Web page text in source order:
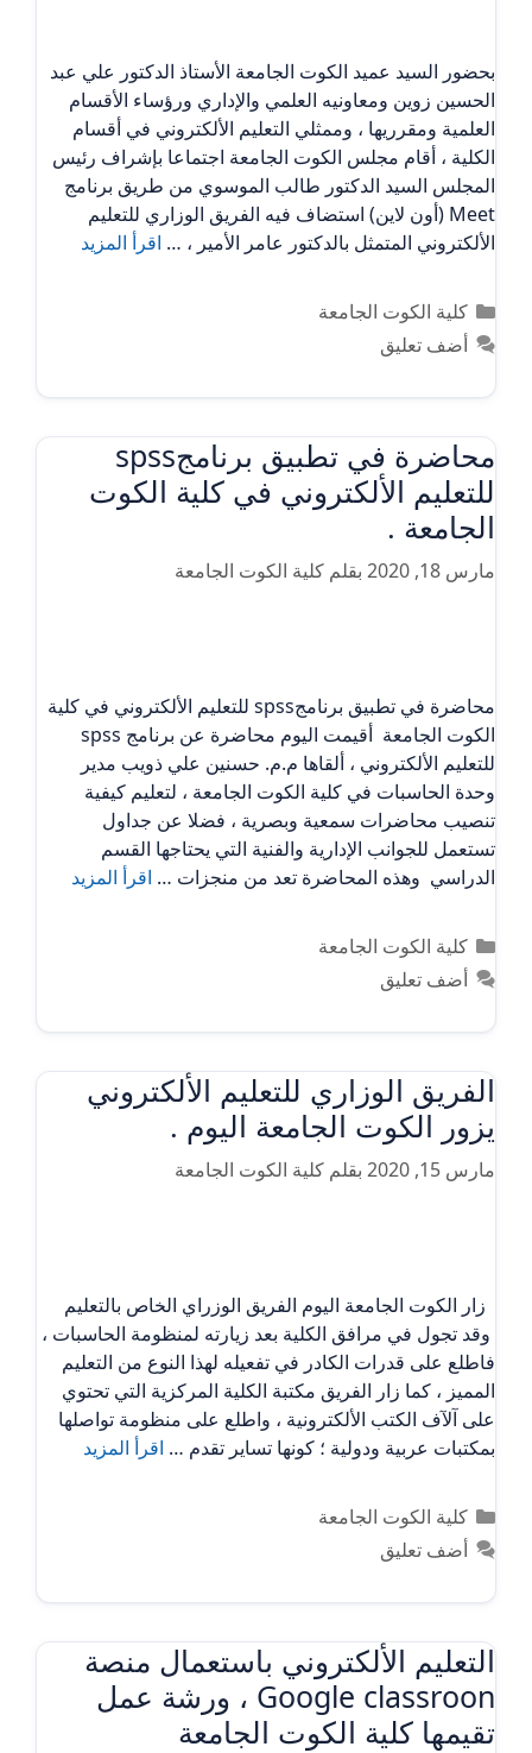
بحضور السيد عميد الكوت الجامعة الأستاذ الدكتور علي عبد
الحسين زوين ومعاونيه العلمي والإداري ورؤساء الأقسام
العلمية ومقرريها ، وممثلي التعليم الألكتروني في أقسام
الكلية ، أقام مجلس الكوت الجامعة اجتماعا بإشراف رئيس
المجلس السيد الدكتور طالب الموسوي من طريق برنامج
Meet (أون لاين) استضاف فيه الفريق الوزاري للتعليم
الألكتروني المتمثل بالدكتور عامر الأمير ، … اقرأ المزيد
التصنيفات
كلية الكوت الجامعة
أضف تعليق
محاضرة في تطبيق برنامجspss
للتعليم الألكتروني في كلية الكوت
الجامعة .
مارس 18, 2020 بقلم كلية الكوت الجامعة
محاضرة في تطبيق برنامجspss للتعليم الألكتروني في كلية
الكوت الجامعة أقيمت اليوم محاضرة عن برنامج spss
للتعليم الألكتروني ، ألقاها م.م. حسنين علي ذويب مدير
وحدة الحاسبات في كلية الكوت الجامعة ، لتعليم كيفية
تنصيب محاضرات سمعية وبصرية ، فضلا عن جداول
تستعمل للجوانب الإدارية والفنية التي يحتاجها القسم
الدراسي وهذه المحاضرة تعد من منجزات … اقرأ المزيد
التصنيفات
كلية الكوت الجامعة
أضف تعليق
الفريق الوزاري للتعليم الألكتروني
يزور الكوت الجامعة اليوم .
مارس 15, 2020 بقلم كلية الكوت الجامعة
زار الكوت الجامعة اليوم الفريق الوزراي الخاص بالتعليم
وقد تجول في مرافق الكلية بعد زيارته لمنظومة الحاسبات ،
فاطلع على قدرات الكادر في تفعيله لهذا النوع من التعليم
المميز ، كما زار الفريق مكتبة الكلية المركزية التي تحتوي
على آلآف الكتب الألكترونية ، واطلع على منظومة تواصلها
بمكتبات عربية ودولية ؛ كونها تساير تقدم … اقرأ المزيد
التصنيفات
كلية الكوت الجامعة
أضف تعليق
التعليم الألكتروني باستعمال منصة
Google classroon ، ورشة عمل
تقيمها كلية الكوت الجامعة